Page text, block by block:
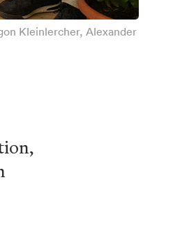
Kleinlercher, Alexander